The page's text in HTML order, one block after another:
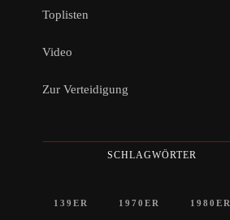
Toplisten
Video
Zur Verteidigung
SCHLAGWÖRTER
139ER 1970ER 1980ER